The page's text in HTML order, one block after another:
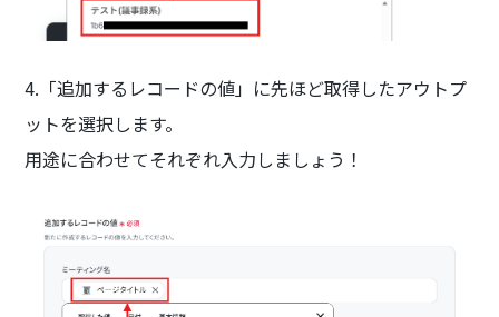
4.「追加するレコードの値」に先ほど取得したアウトプ
ットを選択します。
用途に合わせてそれぞれ入力しましょう！